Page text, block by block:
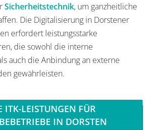
Sicherheitstechnik, um ganzheitliche
Die Digitalisierung in Dorstener
erfordert leistungsstarke
die sowohl die interne
auch die Anbindung an externe
gewährleisten.
ITK-LEISTUNGEN FÜR
IN DORSTEN